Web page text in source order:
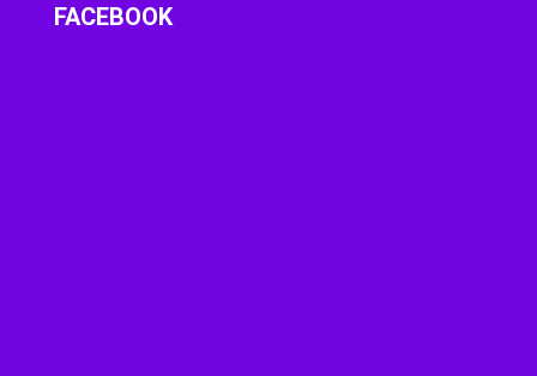
FACEBOOK